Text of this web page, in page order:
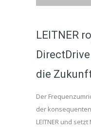
LEITNER
die
Der
der
LEITNER und